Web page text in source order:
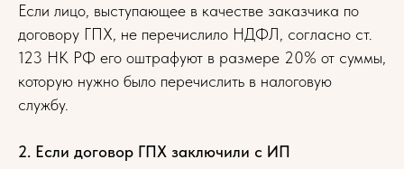
Если лицо, выступающее в качестве заказчика по
договору ГПХ, не перечислило НДФЛ, согласно ст.
123 НК РФ его оштрафуют в размере 20% от суммы,
которую нужно было перечислить в налоговую
службу.
2. Если договор ГПХ заключили с ИП